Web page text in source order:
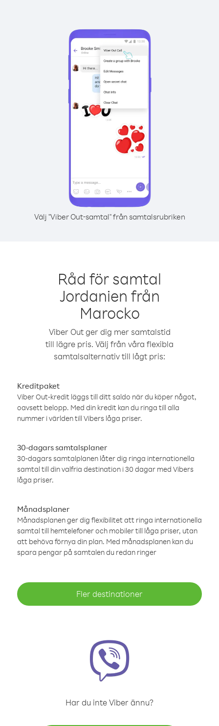
Välj "Viber Out-samtal" från samtalsrubriken
Råd för samtal
Jordanien från
Marocko
Viber Out ger dig mer samtalstid
till lägre pris. Välj från våra flexibla
samtalsalternativ till lågt pris:
Kreditpaket
Viber Out-kredit läggs till ditt saldo när du köper något,
oavsett belopp. Med din kredit kan du ringa till alla
nummer i världen till Vibers låga priser.
30-dagars samtalsplaner
30-dagars samtalplanen låter dig ringa internationella
samtal till din valfria destination i 30 dagar med Vibers
låga priser.
Månadsplaner
Månadsplanen ger dig flexibilitet att ringa internationella
samtal till hemtelefoner och mobiler till låga priser, utan
att behöva förnya din plan. Med månadsplanen kan du
spara pengar på samtalen du redan ringer
Fler destinationer
Har du inte Viber ännu?